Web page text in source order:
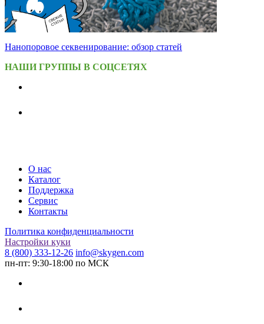
Нанопоровое секвенирование: обзор статей
НАШИ ГРУППЫ В СОЦСЕТЯХ
О нас
Каталог
Поддержка
Сервис
Контакты
Политика конфиденциальности
Настройки куки
8 (800) 333-12-26 info@skygen.com
пн-пт: 9:30-18:00 по МСК